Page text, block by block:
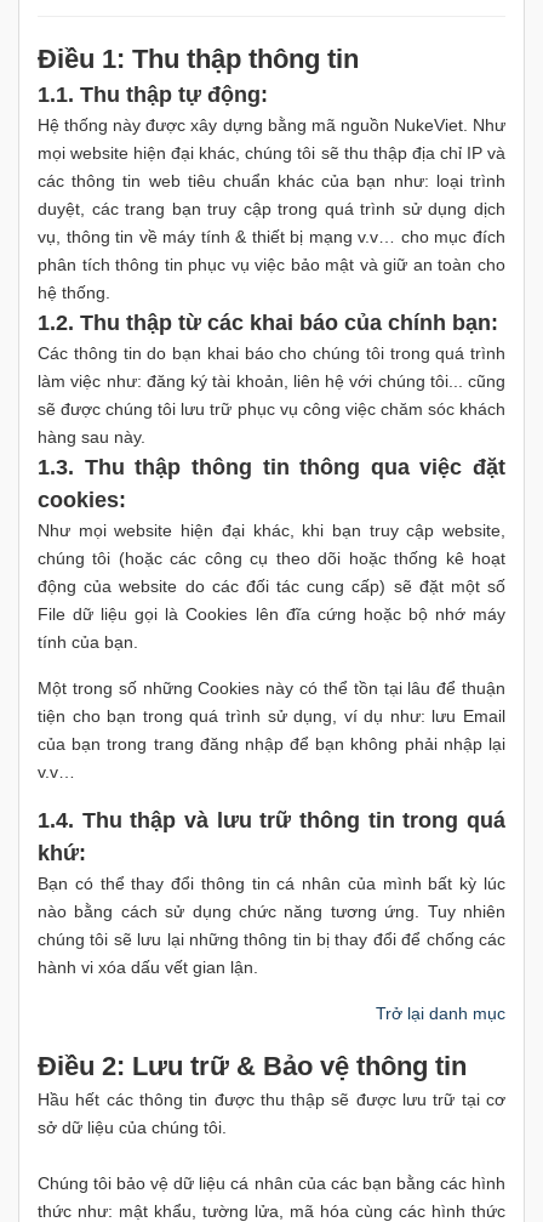
Điều 1: Thu thập thông tin
1.1. Thu thập tự động:
Hệ thống này được xây dựng bằng mã nguồn NukeViet. Như
mọi website hiện đại khác, chúng tôi sẽ thu thập địa chỉ IP và
các thông tin web tiêu chuẩn khác của bạn như: loại trình
duyệt, các trang bạn truy cập trong quá trình sử dụng dịch
vụ, thông tin về máy tính & thiết bị mạng v.v… cho mục đích
phân tích thông tin phục vụ việc bảo mật và giữ an toàn cho
hệ thống.
1.2. Thu thập từ các khai báo của chính bạn:
Các thông tin do bạn khai báo cho chúng tôi trong quá trình
làm việc như: đăng ký tài khoản, liên hệ với chúng tôi... cũng
sẽ được chúng tôi lưu trữ phục vụ công việc chăm sóc khách
hàng sau này.
1.3. Thu thập thông tin thông qua việc đặt
cookies:
Như mọi website hiện đại khác, khi bạn truy cập website,
chúng tôi (hoặc các công cụ theo dõi hoặc thống kê hoạt
động của website do các đối tác cung cấp) sẽ đặt một số
File dữ liệu gọi là Cookies lên đĩa cứng hoặc bộ nhớ máy
tính của bạn.
Một trong số những Cookies này có thể tồn tại lâu để thuận
tiện cho bạn trong quá trình sử dụng, ví dụ như: lưu Email
của bạn trong trang đăng nhập để bạn không phải nhập lại
v.v…
1.4. Thu thập và lưu trữ thông tin trong quá
khứ:
Bạn có thể thay đổi thông tin cá nhân của mình bất kỳ lúc
nào bằng cách sử dụng chức năng tương ứng. Tuy nhiên
chúng tôi sẽ lưu lại những thông tin bị thay đổi để chống các
hành vi xóa dấu vết gian lận.
Trở lại danh mục
Điều 2: Lưu trữ & Bảo vệ thông tin
Hầu hết các thông tin được thu thập sẽ được lưu trữ tại cơ
sở dữ liệu của chúng tôi.
Chúng tôi bảo vệ dữ liệu cá nhân của các bạn bằng các hình
thức như: mật khẩu, tường lửa, mã hóa cùng các hình thức